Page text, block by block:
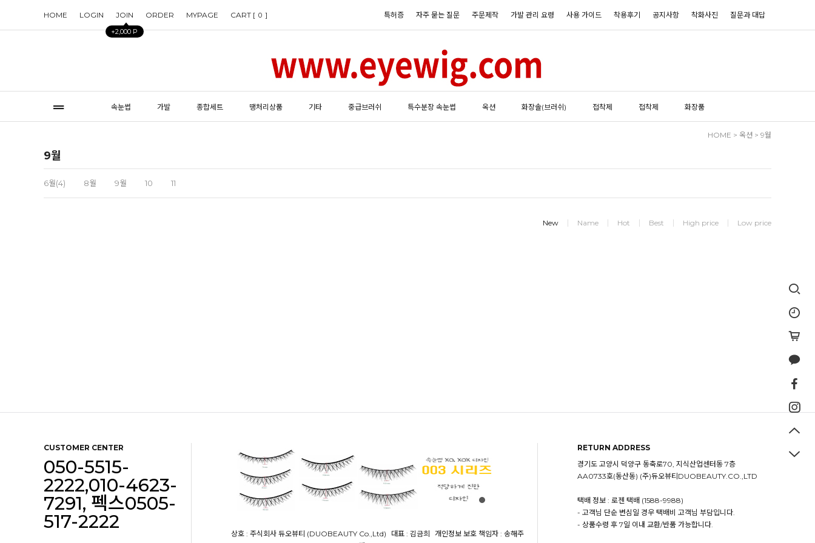
HOME LOGIN JOIN
+2,000 P
ORDER MYPAGE CART [ 0 ] 특허증 자주 묻는 질문 주문제작 가발 관리 요령 사용 가이드 착용후기 공지사항 착화사진 질문과 대답
속눈썹 가발 종합세트 땡처리상품 기타 중급브러쉬 특수분장 속눈썹 옥션 화장솔(브러쉬) 접착제 접착제 화장품
HOME > 옥션 > 9월
9월
6월(4) 8월 9월 10 11
New Name Hot Best High price Low price
CUSTOMER CENTER
050-5515-
2222,010-4623-
7291, 펙스0505-
517-2222
상호 : 주식회사 듀오뷰티 (DUOBEAUTY Co.,Ltd) 대표 : 김금희 개인정보 보호 책임자 : 송해주
RETURN ADDRESS
경기도 고양시 덕양구 동축로70, 지식산업센터동 7층
AA0733호(동산동) (주)듀오뷰티DUOBEAUTY.CO.,LTD
택배 정보 : 로젠 택배 (1588-9988)
- 고객님 단순 변심일 경우 택배비 고객님 부담입니다.
- 상품수령 후 7일 이내 교환/반품 가능합니다.